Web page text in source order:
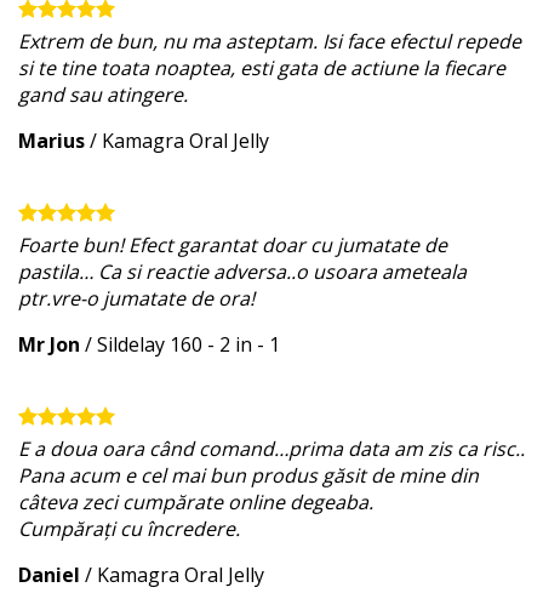
Extrem de bun, nu ma asteptam. Isi face efectul repede
si te tine toata noaptea, esti gata de actiune la fiecare
gand sau atingere.
Marius/ Kamagra Oral Jelly
Foarte bun! Efect garantat doar cu jumatate de
pastila… Ca si reactie adversa..o usoara ameteala
ptr.vre-o jumatate de ora!
Mr Jon /Sildelay 160 - 2 in - 1
E a doua oara când comand…prima data am zis ca risc..
Pana acum e cel mai bun produs găsit de mine din
câteva zeci cumpărate online degeaba.
Cumpărați cu încredere.
Daniel / Kamagra Oral Jelly